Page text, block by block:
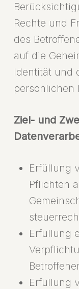
Rechte und
des
auf die
Identität und
persönlichen
Ziel- und
Erfüllung
Pflichten
Erfüllung
Erfüllung